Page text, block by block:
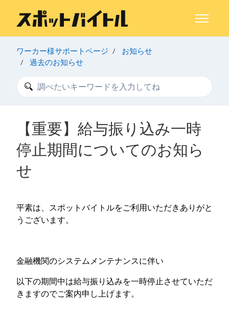
ナビゲ
ワーカー様サポートページ
お知らせ
過去のお知らせ
検索
【重要】給与振り込み一時
停止期間についてのお知ら
せ
平素は、スポットバイトルをご利用いただきありがと
うございます。
金融機関のシステムメンテナンスに伴い
以下の期間中は給与振り込みを一時停止させていただ
きますのでご案内申し上げます。